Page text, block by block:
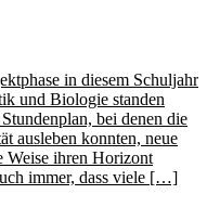
in diesem Schuljahr
und Biologie standen
bei denen die
ausleben konnten, neue
Weise ihren Horizont
immer, dass viele […]